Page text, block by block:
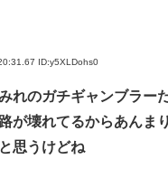
ID:y5XLDohs0
れのガチギャンブラー
が壊れてるからあんま
思うけどね